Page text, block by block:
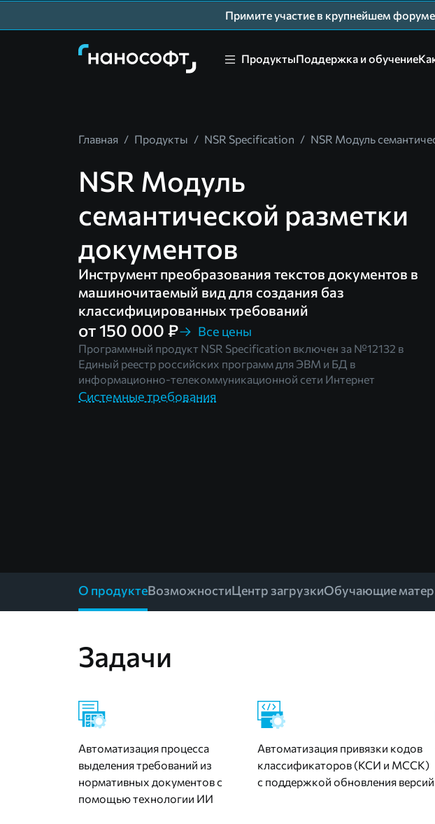
Примите участие в крупнейшем
ПродуктыПоддержка и обучение
Главная / Продукты / NSR Specification / NSR Модуль
NSR Модуль
семантической разметки
документов
Инструмент преобразования текстов документов в
машиночитаемый вид для создания баз
классифицированных требований
от 150 000 ₽ Все цены
Программный продукт NSR Specification включен за №12132 в
Единый реестр российских программ для ЭВМ и БД в
информационно-телекоммуникационной сети Интернет
Системные требования
О продуктеВозможностиЦентр загрузкиОбучающие
Задачи
Автоматизация процесса
выделения требований из
нормативных документов с
помощью технологии ИИ
Автоматизация привязки кодов
классификаторов (КСИ и МССК)
с поддержкой обновления версий